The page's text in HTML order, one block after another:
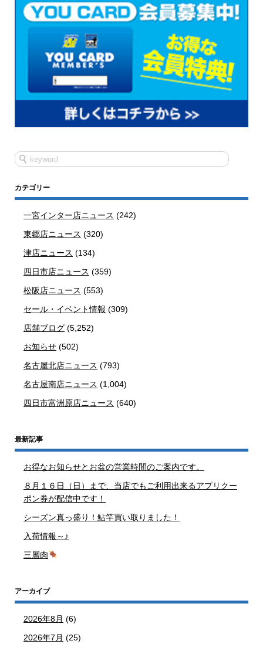
カテゴリー
一宮インター店ニュース (242)
東郷店ニュース (320)
津店ニュース (134)
四日市店ニュース (359)
松阪店ニュース (553)
セール・イベント情報 (309)
店舗ブログ (5,252)
お知らせ (502)
名古屋北店ニュース (793)
名古屋南店ニュース (1,004)
四日市富洲原店ニュース (640)
最新記事
お得なお知らせとお盆の営業時間のご案内です。
８月１６日（日）まで、当店でもご利用出来るアプリクー
ポン券が配信中です！
シーズン真っ盛り！鮎竿買い取りました！
入荷情報～♪
三層肉
アーカイブ
2026年8月 (6)
2026年7月 (25)